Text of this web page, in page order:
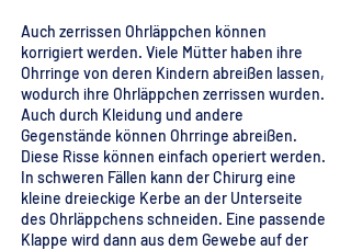
Auch zerrissen Ohrläppchen können
korrigiert werden. Viele Mütter haben ihre
Ohrringe von deren Kindern abreißen lassen,
wodurch ihre Ohrläppchen zerrissen wurden.
Auch durch Kleidung und andere
Gegenstände können Ohrringe abreißen.
Diese Risse können einfach operiert werden.
In schweren Fällen kann der Chirurg eine
kleine dreieckige Kerbe an der Unterseite
des Ohrläppchens schneiden. Eine passende
Klappe wird dann aus dem Gewebe auf der